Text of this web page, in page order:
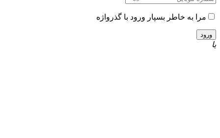
مرا به خاطر بسپار ورود با گذرواژه
یا